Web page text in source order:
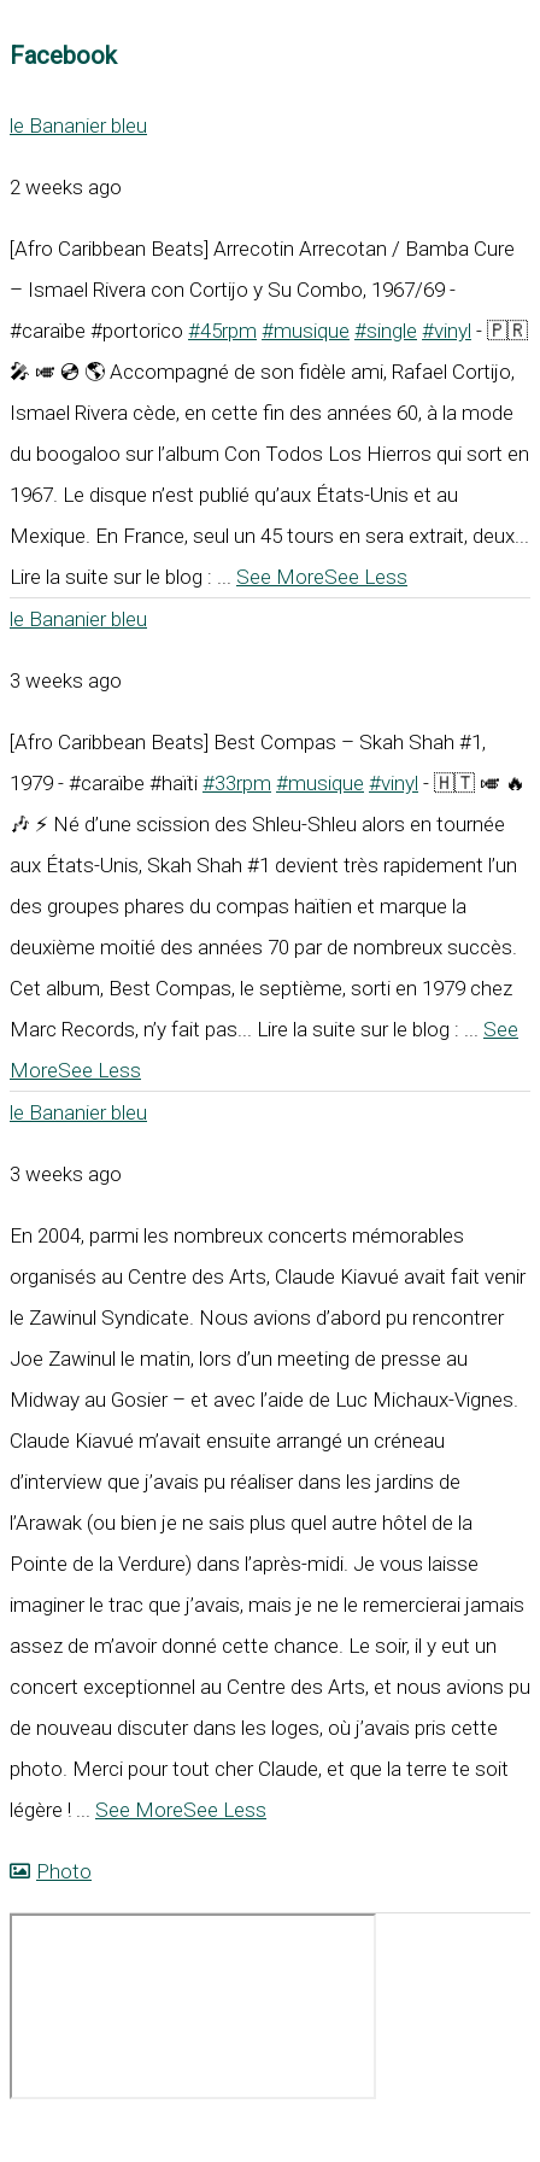
Facebook
le Bananier bleu
2 weeks ago
[Afro Caribbean Beats] Arrecotin Arrecotan / Bamba Cure
– Ismael Rivera con Cortijo y Su Combo, 1967/69 -
#caraïbe #portorico #45rpm #musique #single #vinyl - 🇵🇷
🎤 🎺 💿 🌎 Accompagné de son fidèle ami, Rafael Cortijo,
Ismael Rivera cède, en cette fin des années 60, à la mode
du boogaloo sur l’album Con Todos Los Hierros qui sort en
1967. Le disque n’est publié qu’aux États-Unis et au
Mexique. En France, seul un 45 tours en sera extrait, deux...
Lire la suite sur le blog : ... See MoreSee Less
le Bananier bleu
3 weeks ago
[Afro Caribbean Beats] Best Compas – Skah Shah #1,
1979 - #caraïbe #haïti #33rpm #musique #vinyl - 🇭🇹 🎺 🔥
🎶 ⚡ Né d’une scission des Shleu-Shleu alors en tournée
aux États-Unis, Skah Shah #1 devient très rapidement l’un
des groupes phares du compas haïtien et marque la
deuxième moitié des années 70 par de nombreux succès.
Cet album, Best Compas, le septième, sorti en 1979 chez
Marc Records, n’y fait pas... Lire la suite sur le blog : ... See
MoreSee Less
le Bananier bleu
3 weeks ago
En 2004, parmi les nombreux concerts mémorables
organisés au Centre des Arts, Claude Kiavué avait fait venir
le Zawinul Syndicate. Nous avions d’abord pu rencontrer
Joe Zawinul le matin, lors d’un meeting de presse au
Midway au Gosier – et avec l’aide de Luc Michaux-Vignes.
Claude Kiavué m’avait ensuite arrangé un créneau
d’interview que j’avais pu réaliser dans les jardins de
l’Arawak (ou bien je ne sais plus quel autre hôtel de la
Pointe de la Verdure) dans l’après-midi. Je vous laisse
imaginer le trac que j’avais, mais je ne le remercierai jamais
assez de m’avoir donné cette chance. Le soir, il y eut un
concert exceptionnel au Centre des Arts, et nous avions pu
de nouveau discuter dans les loges, où j’avais pris cette
photo. Merci pour tout cher Claude, et que la terre te soit
légère ! ... See MoreSee Less
Photo